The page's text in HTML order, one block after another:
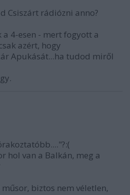
Csiszárt rádiózni anno?
4-esen - mert fogyott a
azért, hogy
Apukását...ha tudod miről
hol van a Balkán, meg a
biztos nem véletlen,